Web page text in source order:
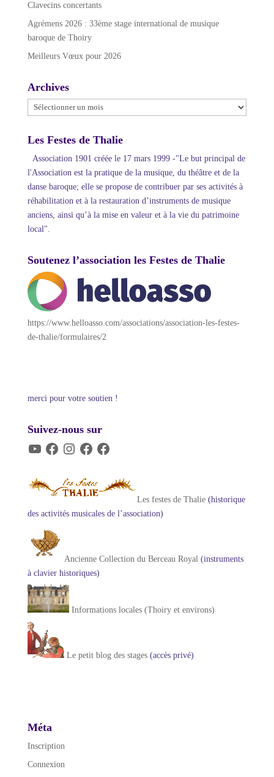
Clavecins concertants
Agrémens 2026 : 33ème stage international de musique
baroque de Thoiry
Meilleurs Vœux pour 2026
Archives
Archives
Les Festes de Thalie
Association 1901 créée le 17 mars 1999 -"Le but principal de
l'Association est la pratique de la musique, du théâtre et de la
danse baroque; elle se propose de contribuer par ses activités à
réhabilitation et à la restauration d’instruments de musique
anciens, ainsi qu’à la mise en valeur et à la vie du patrimoine
local".
Soutenez l’association les Festes de Thalie
https://www.helloasso.com/associations/association-les-festes-
de-thalie/formulaires/2
merci pour votre soutien !
Suivez-nous sur
YouTubeFacebookInstagramFacebookFacebook
Les festes de Thalie(historique
des activités musicales de l’association)
Ancienne Collection du Berceau Royal(instruments
à clavier historiques)
Informations locales (Thoiry et environs)
Le petit blog des stages(accès privé)
Méta
Inscription
Connexion